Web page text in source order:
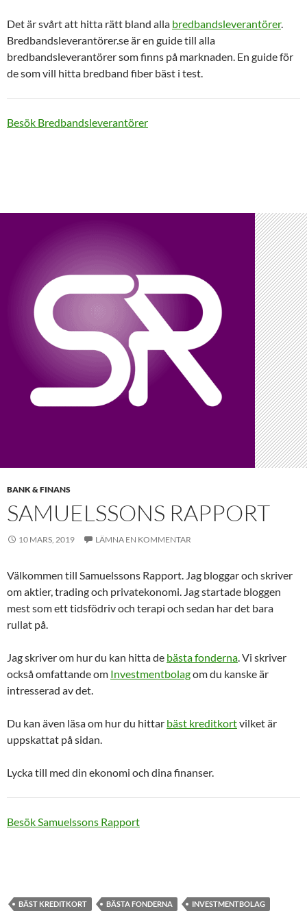
Det är svårt att hitta rätt bland alla bredbandsleverantörer.
Bredbandsleverantörer.se är en guide till alla
bredbandsleverantörer som finns på marknaden. En guide för
de som vill hitta bredband fiber bäst i test.
Besök Bredbandsleverantörer
BANK & FINANS
SAMUELSSONS RAPPORT
10 MARS, 2019 LÄMNA EN KOMMENTAR
Välkommen till Samuelssons Rapport. Jag bloggar och skriver
om aktier, trading och privatekonomi. Jag startade bloggen
mest som ett tidsfödriv och terapi och sedan har det bara
rullat på.
Jag skriver om hur du kan hitta de bästa fonderna. Vi skriver
också omfattande om Investmentbolagom du kanske är
intresserad av det.
Du kan även läsa om hur du hittar bäst kreditkortvilket är
uppskattat på sidan.
Lycka till med din ekonomi och dina finanser.
Besök Samuelssons Rapport
BÄST KREDITKORT BÄSTA FONDERNA INVESTMENTBOLAG